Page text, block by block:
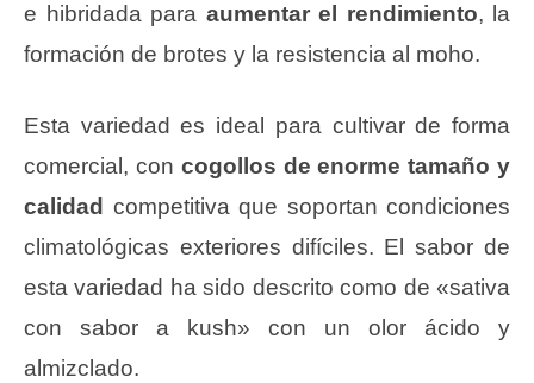
e hibridada para aumentar el rendimiento, la
formación de brotes y la resistencia al moho.
Esta variedad es ideal para cultivar de forma
comercial, con cogollos de enorme tamaño y
calidad competitiva que soportan condiciones
climatológicas exteriores difíciles. El sabor de
esta variedad ha sido descrito como de «sativa
con sabor a kush» con un olor ácido y
almizclado.